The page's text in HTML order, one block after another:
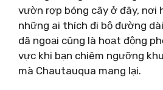
vườn rợp bóng cây ở đây, nơi
những ai thích đi bộ đường
dã ngoại cũng là hoạt động
vực khi bạn chiêm ngưỡng
mà Chautauqua mang lại.